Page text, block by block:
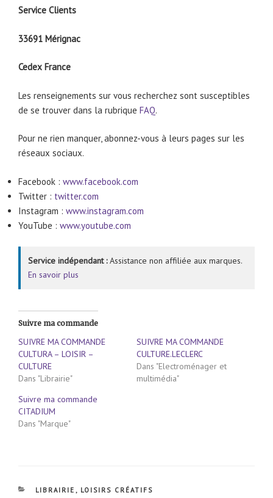
Service Clients
33691 Mérignac
Cedex France
Les renseignements sur vous recherchez sont susceptibles
de se trouver dans la rubrique FAQ.
Pour ne rien manquer, abonnez-vous à leurs pages sur les
réseaux sociaux.
Facebook : www.facebook.com
Twitter : twitter.com
Instagram : www.instagram.com
YouTube : www.youtube.com
Service indépendant :Assistance non affiliée aux marques.
En savoir plus
Suivre ma commande
SUIVRE MA COMMANDE
CULTURA – LOISIR –
CULTURE
Dans "Librairie"
SUIVRE MA COMMANDE
CULTURE.LECLERC
Dans "Electroménager et
multimédia"
Suivre ma commande
CITADIUM
Dans "Marque"
CATÉGORIES
LIBRAIRIE , LOISIRS CRÉATIFS